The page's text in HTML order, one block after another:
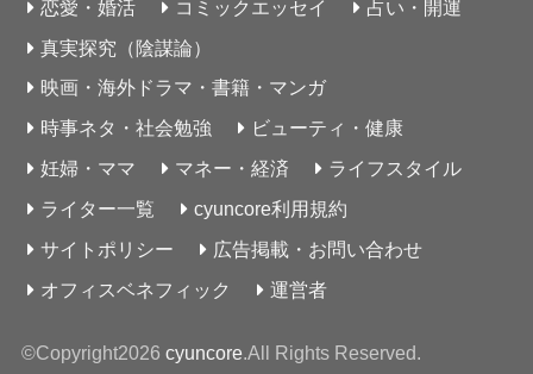
恋愛・婚活 コミックエッセイ
占い・開運
真実探究（陰謀論）
映画・海外ドラマ・書籍・マンガ
時事ネタ・社会勉強
ビューティ・健康
妊婦・ママ
マネー・経済
ライフスタイル
ライター一覧
cyuncore利用規約
サイトポリシー
広告掲載・お問い合わせ
オフィスベネフィック
運営者
©Copyright2026 cyuncore.All Rights Reserved.